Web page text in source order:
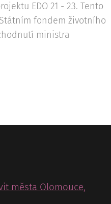
EDO 21 - 23. Tento
fondem životního
ministra
města Olomouce,